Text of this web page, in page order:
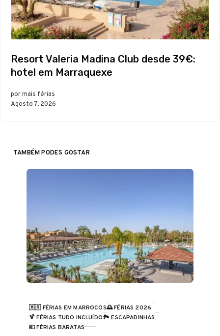
Resort Valeria Madina Club desde 39€:
hotel em Marraquexe
por mais férias
Agosto 7, 2026
TAMBÉM PODES GOSTAR
CATEGORIA
🇲🇦 FÉRIAS EM MARROCOS🌅 FÉRIAS 2026
🍹 FÉRIAS TUDO INCLUÍDO🏞️ ESCAPADINHAS
💶 FÉRIAS BARATAS